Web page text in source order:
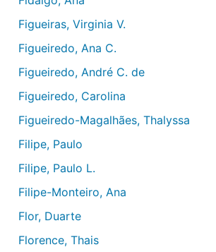
Figueiras, Virginia V.
Figueiredo, Ana C.
Figueiredo, André C. de
Figueiredo, Carolina
Figueiredo-Magalhães, Thalyssa
Filipe, Paulo
Filipe, Paulo L.
Filipe-Monteiro, Ana
Flor, Duarte
Florence, Thais